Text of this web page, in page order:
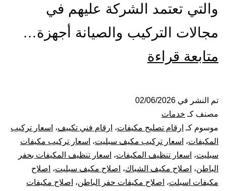
والتي تعتمد الشركة عليهم في
مجالات التركيب والصيانة أجهزة…
متابعة قراءة
تنظيف
مكيفات
بحفر
الباطن
تم النشر في 02/06/2026
مصنف كـ خدمات
موسوم كـ ارقام تصليح مكيفات، ارقام فني تكييف، اسعار تركيب
المكيفات، اسعار تركيب مكيف سبليت، اسعار تركيب مكيفات
سبليت، اسعار تنظيف المكيفات، اسعار تنظيف المكيفات بحفر
الباطن، اصلاح مكيف الشباك، اصلاح مكيف سبليت، اصلاح
مكيفات اسبلت، اصلاح مكيفات حفر الباطن، اصلاح مكيفات